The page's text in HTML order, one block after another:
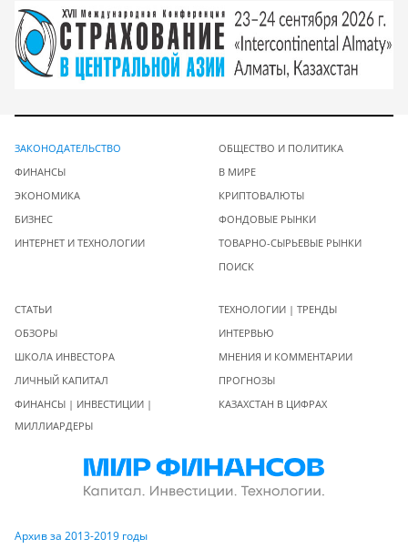
ЗАКОНОДАТЕЛЬСТВО
ФИНАНСЫ
ЭКОНОМИКА
БИЗНЕС
ИНТЕРНЕТ И ТЕХНОЛОГИИ
ОБЩЕСТВО И ПОЛИТИКА
В МИРЕ
КРИПТОВАЛЮТЫ
ФОНДОВЫЕ РЫНКИ
ТОВАРНО-СЫРЬЕВЫЕ РЫНКИ
ПОИСК
СТАТЬИ
ОБЗОРЫ
ШКОЛА ИНВЕСТОРА
ЛИЧНЫЙ КАПИТАЛ
ФИНАНСЫ | ИНВЕСТИЦИИ |
МИЛЛИАРДЕРЫ
ТЕХНОЛОГИИ | ТРЕНДЫ
ИНТЕРВЬЮ
МНЕНИЯ И КОММЕНТАРИИ
ПРОГНОЗЫ
КАЗАХСТАН В ЦИФРАХ
Архив за 2013-2019 годы